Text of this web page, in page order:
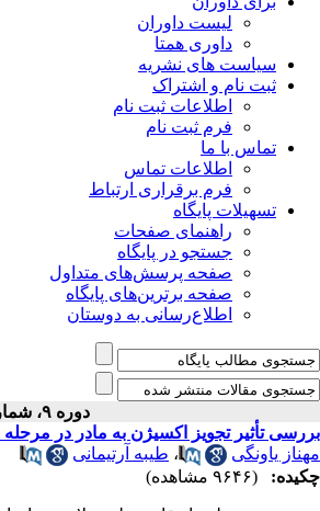
لیست داوران
داوری همتا
سیاست های نشریه
ثبت نام و اشتراک
اطلاعات ثبت نام
فرم ثبت نام
تماس با ما
اطلاعات تماس
فرم برقراری ارتباط
تسهیلات پایگاه
راهنمای صفحات
جستجو در پایگاه
صفحه پرسش‌های متداول
صفحه برترین‌های پایگاه
اطلاع‌رسانی به دوستان
دوره ۹، شماره ۳ - ( مجلۀ علمی دانشگاه علوم پزشکی همدان-پاییز ۱۳۸۱ )
بررسی تأثیر تجویز اکسیژن به مادر در
مهناز یاونگی
، طیبه آرتیمانی
چکیده:
(۹۶۴۶ مشاهده)